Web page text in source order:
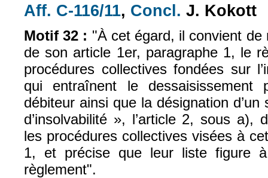
Aff. C-116/11 (le lien est externe)
, Concl. (le lien est
J. Kokott
Motif 32 : "À cet égard, il convient
de son article 1er, paragraphe 1, le
procédures collectives fondées sur
qui entraînent le
débiteur ainsi que la désignation
d’insolvabilité », l’article 2, sous a),
les procédures collectives visées à
1, et précise que leur liste figure
règlement".